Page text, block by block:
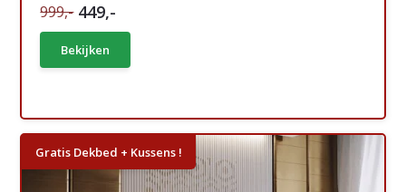
999,- 449,-
Bekijken
Gratis Dekbed + Kussens !